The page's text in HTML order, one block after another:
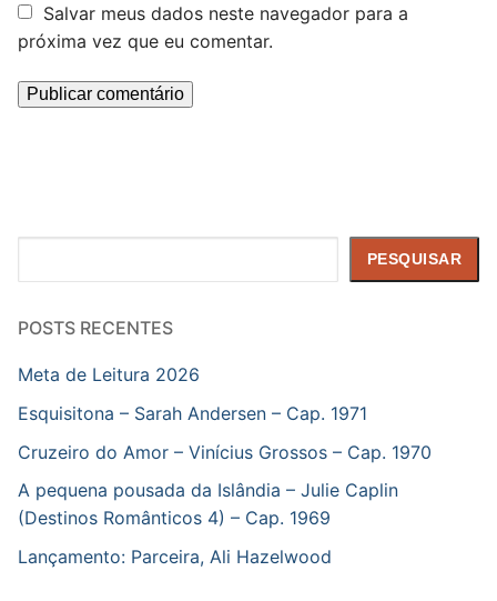
Salvar meus dados neste navegador para a
próxima vez que eu comentar.
PESQUISAR
POSTS RECENTES
Meta de Leitura 2026
Esquisitona – Sarah Andersen – Cap. 1971
Cruzeiro do Amor – Vinícius Grossos – Cap. 1970
A pequena pousada da Islândia – Julie Caplin
(Destinos Românticos 4) – Cap. 1969
Lançamento: Parceira, Ali Hazelwood